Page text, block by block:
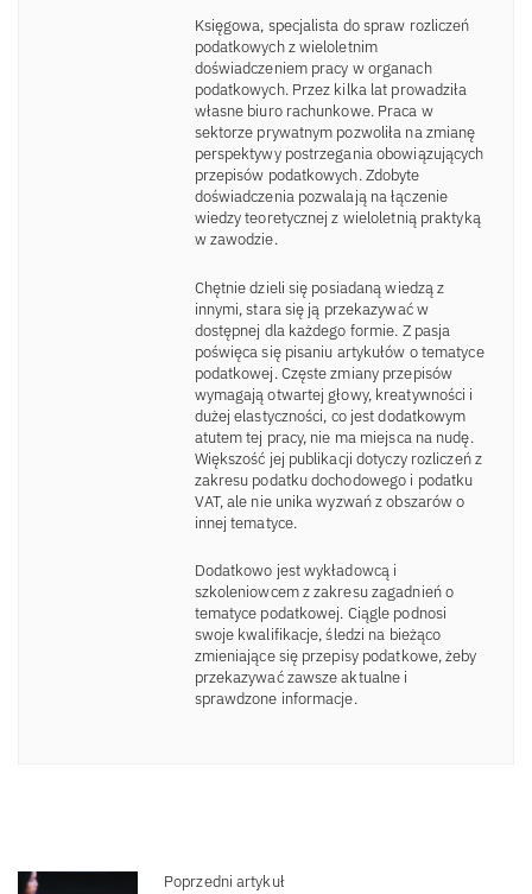
Księgowa, specjalista do spraw rozliczeń
podatkowych z wieloletnim
doświadczeniem pracy w organach
podatkowych. Przez kilka lat prowadziła
własne biuro rachunkowe. Praca w
sektorze prywatnym pozwoliła na zmianę
perspektywy postrzegania obowiązujących
przepisów podatkowych. Zdobyte
doświadczenia pozwalają na łączenie
wiedzy teoretycznej z wieloletnią praktyką
w zawodzie.
Chętnie dzieli się posiadaną wiedzą z
innymi, stara się ją przekazywać w
dostępnej dla każdego formie. Z pasja
poświęca się pisaniu artykułów o tematyce
podatkowej. Częste zmiany przepisów
wymagają otwartej głowy, kreatywności i
dużej elastyczności, co jest dodatkowym
atutem tej pracy, nie ma miejsca na nudę.
Większość jej publikacji dotyczy rozliczeń z
zakresu podatku dochodowego i podatku
VAT, ale nie unika wyzwań z obszarów o
innej tematyce.
Dodatkowo jest wykładowcą i
szkoleniowcem z zakresu zagadnień o
tematyce podatkowej. Ciągle podnosi
swoje kwalifikacje, śledzi na bieżąco
zmieniające się przepisy podatkowe, żeby
przekazywać zawsze aktualne i
sprawdzone informacje.
Poprzedni artykuł